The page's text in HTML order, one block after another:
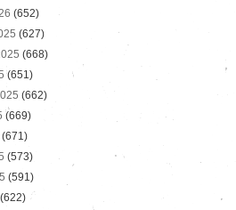
(652)
(627)
(668)
(651)
(662)
(669)
(671)
(573)
(591)
(622)